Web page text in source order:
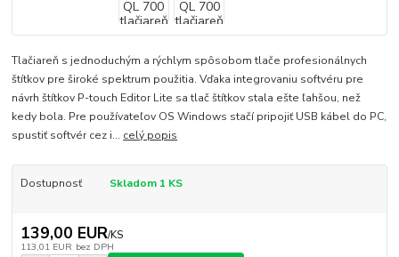
Tlačiareň s jednoduchým a rýchlym spôsobom tlače profesionálnych
štítkov pre široké spektrum použitia. Vďaka integrovaniu softvéru pre
návrh štítkov P-touch Editor Lite sa tlač štítkov stala ešte ľahšou, než
kedy bola. Pre používateľov OS Windows stačí pripojiť USB kábel do PC,
spustiť softvér cez i... celý popis
Dostupnosť Skladom 1 KS
139,00 EUR/KS
113,01 EUR bez DPH